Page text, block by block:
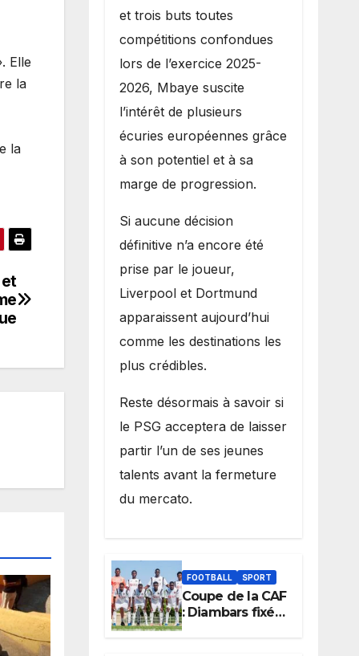
Elle
la
la
et
et trois buts toutes
compétitions confondues
lors de l’exercice 2025-
2026, Mbaye suscite
l’intérêt de plusieurs
écuries européennes grâce
à son potentiel et à sa
marge de progression.
Si aucune décision
définitive n’a encore été
prise par le joueur,
Liverpool et Dortmund
apparaissent aujourd’hui
comme les destinations les
plus crédibles.
Reste désormais à savoir si
le PSG acceptera de laisser
partir l’un de ses jeunes
talents avant la fermeture
du mercato.
FOOTBALL SPORT
Coupe de la CAF
: Diambars fixé
sur son destin